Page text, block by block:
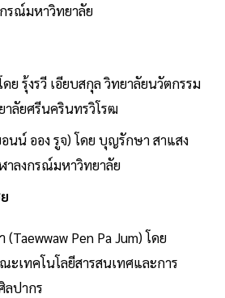
รณ์มหาวิทยาลัย
ดย รุ้งรวี เอียบสกุล วิทยาลัยนวัตกรรม
าลัยศรีนครินทรวิโรฒ
นน์ ออง รูจ) โดย บุญรักษา สาแสง
ลงกรณ์มหาวิทยาลัย
Pen Pa Jum) โดย
เทคโนโลยีสารสนเทศและการ
ลปากร